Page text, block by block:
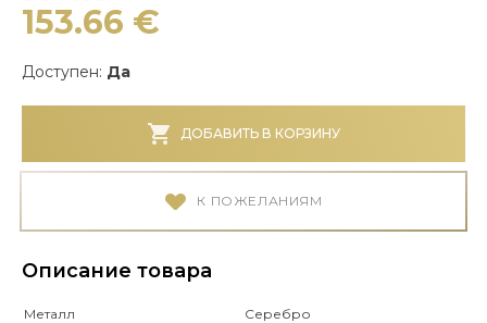
153.66 €
Доступен: Да
ДОБАВИТЬ В КОРЗИНУ
К ПОЖЕЛАНИЯМ
Описание товара
Металл
Серебро